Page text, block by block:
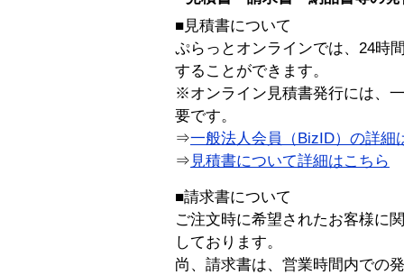
■見積書について
ぷらっとオンラインでは、24時
することができます。
※オンライン見積書発行には、
要です。
⇒一般法人会員（BizID）の詳細
⇒ 見積書について詳細はこちら
■請求書について
ご注文時に希望されたお客様に
しております。
尚、請求書は、営業時間内での